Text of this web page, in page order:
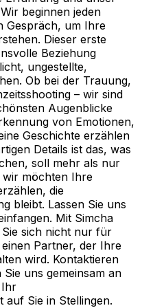
beginnen jeden
Gespräch, um Ihre
Dieser erste
Beziehung
ungestellte,
Ob bei der Trauung,
– wir sind
Augenblicke
von Emotionen,
Geschichte erzählen
Details ist das, was
soll mehr als nur
wir möchten Ihre
die
bleibt. Lassen Sie uns
Mit Simcha
sich nicht nur für
Partner, der Ihre
wird. Kontaktieren
uns gemeinsam an
Ihr
Sie in Stellingen.